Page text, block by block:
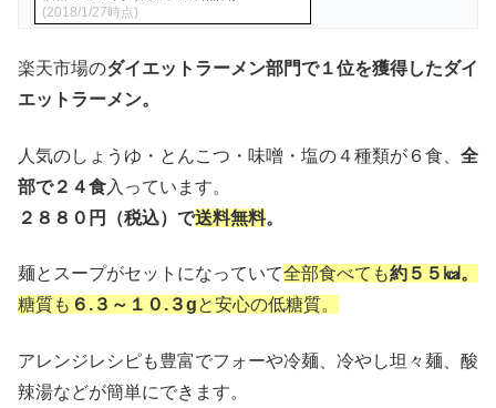
(2018/1/27時点)
楽天市場のダイエットラーメン部門で１位を獲得したダイ
エットラーメン。
人気のしょうゆ・とんこつ・味噌・塩の４種類が６食、 全
部で２４食入っています。
２８８０円（税込）で送料無料。
麺とスープがセットになっていて全部食べても約５５㎉。
糖質も ６.３～１０.３gと安心の低糖質。
アレンジレシピも豊富でフォーや冷麺、冷やし坦々麺、酸
辣湯などが簡単にできます。